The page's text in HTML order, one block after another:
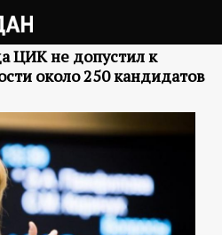
ЦИК не допустил к
около 250 кандидатов